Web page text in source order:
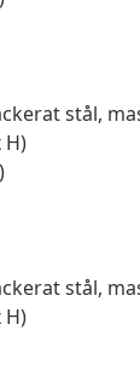
stål,
H)
stål,
H)